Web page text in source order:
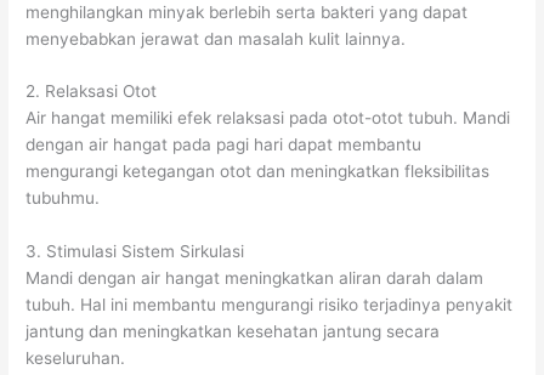
menghilangkan minyak berlebih serta bakteri yang dapat
menyebabkan jerawat dan masalah kulit lainnya.
2. Relaksasi Otot
Air hangat memiliki efek relaksasi pada otot-otot tubuh. Mandi
dengan air hangat pada pagi hari dapat membantu
mengurangi ketegangan otot dan meningkatkan fleksibilitas
tubuhmu.
3. Stimulasi Sistem Sirkulasi
Mandi dengan air hangat meningkatkan aliran darah dalam
tubuh. Hal ini membantu mengurangi risiko terjadinya penyakit
jantung dan meningkatkan kesehatan jantung secara
keseluruhan.